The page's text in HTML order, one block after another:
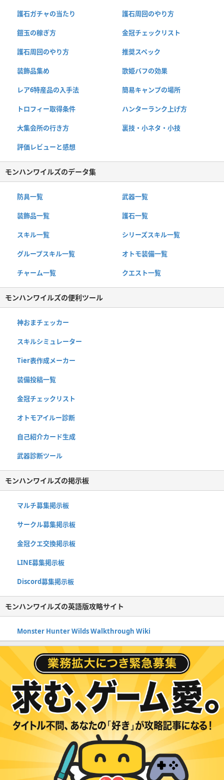
護石ガチャの当たり 護石周回のやり方
鎧玉の稼ぎ方 金冠チェックリスト
護石周回のやり方 推奨スペック
装飾品集め 歌姫バフの効果
レア6特産品の入手法 簡易キャンプの場所
トロフィー取得条件 ハンターランク上げ方
大集会所の行き方 裏技・小ネタ・小技
評価レビューと感想
モンハンワイルズのデータ集
防具一覧 武器一覧
装飾品一覧 護石一覧
スキル一覧 シリーズスキル一覧
グループスキル一覧 オトモ装備一覧
チャーム一覧 クエスト一覧
モンハンワイルズの便利ツール
神おまチェッカー
スキルシミュレーター
Tier表作成メーカー
装備投稿一覧
金冠チェックリスト
オトモアイルー診断
自己紹介カード生成
武器診断ツール
モンハンワイルズの掲示板
マルチ募集掲示板
サークル募集掲示板
金冠クエ交換掲示板
LINE募集掲示板
Discord募集掲示板
モンハンワイルズの英語版攻略サイト
Monster Hunter Wilds Walkthrough Wiki